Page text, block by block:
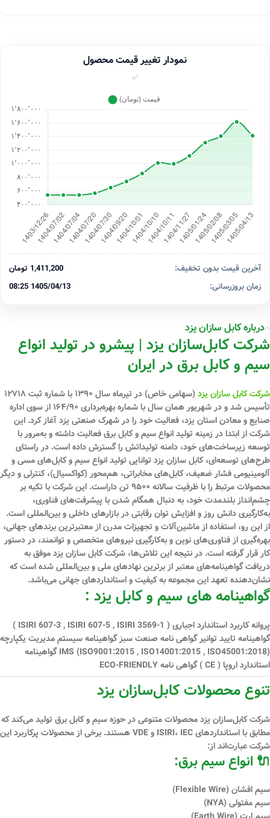
نمودار تغییر قیمت محصول
✅
آخرین قیمت بدون تخفیف:
1,411,200 تومان
زمان بروزرسانی:
1405/04/13 08:25
درباره کابل سازان یزد
شرکت کابل‌سازان یزد | پیشرو در تولید انواع
سیم و کابل برق در ایران
شرکت کابل سازان یزد
(سهامی خاص) در تیرماه سال ۱۳۹۰ با شماره ثبت ۱۲۷۱۸
تأسیس شد و در شهریور همان سال با شماره بهره‌برداری ۱۶۴/۹۰ از سوی اداره
صنایع و معادن استان یزد، فعالیت خود را در شهرک صنعتی یزد آغاز کرد. این
شرکت از ابتدا در زمینه تولید انواع سیم و کابل برق فعالیت داشته و به‌مرور با
توسعه زیرساخت‌های خود، دامنه تولیداتش را گسترش داده است. در راستای
طرح‌های توسعه‌ای، کابل سازان یزد توانایی تولید انواع سیم و کابل‌های مسی و
آلومینیومی فشار ضعیف، کابل‌های مخابراتی، هم‌محور (کواکسیال)، کنترلی و دیگر
محصولات مرتبط را با ظرفیت سالانه ۹۵۰۰ تن داراست. این شرکت با تکیه بر
چشم‌انداز بلندمدت خود، به دنبال همگام شدن با پیشرفت‌های فناوری،
به‌کارگیری دانش روز و افزایش توان رقابتی در بازارهای داخلی و بین‌المللی است.
از این رو، استفاده از ماشین‌آلات و تجهیزات مدرن از معتبرترین برندهای جهانی،
بهره‌گیری از فناوری‌های نوین و به‌کارگیری نیروهای متخصص و توانمند، در دستور
کار قرار گرفته است. در نتیجه این تلاش‌ها، شرکت کابل سازان یزد موفق به
دریافت گواهینامه‌های معتبر از برترین نهادهای ملی و بین‌المللی شده است که
نشان‌دهنده تعهد این مجموعه به کیفیت و استانداردهای جهانی می‌باشد.
گواهینامه های سیم و کابل یزد :
پروانه کاربرد استاندارد اجباری ( ISIRI 607-3 , ISIRI 607-5 , ISIRI 3569-1 )
گواهینامه تایید توانیر گواهی نامه صنعت سبز گواهینامه سیستم مدیریت یكپارچه
IMS (ISO9001:2015 , ISO14001:2015 , ISO45001:2018) گواهینامه
استاندارد اروپا ( CE ) گواهی نامه ECO-FRIENDLY
تنوع محصولات کابل‌سازان یزد
شرکت کابل‌سازان یزد محصولات متنوعی در حوزه سیم و کابل برق تولید می‌کند که
مطابق با استانداردهایISIRI، IEC و VDE
هستند. برخی از محصولات پرکاربرد این
شرکت عبارت‌اند از:
🔌 انواع سیم برق:
سیم افشان (Flexible Wire)
سیم مفتولی (NYA)